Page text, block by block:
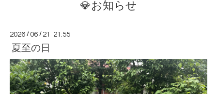
💎お知らせ
2026 /06 / 21 21:55
夏至の日